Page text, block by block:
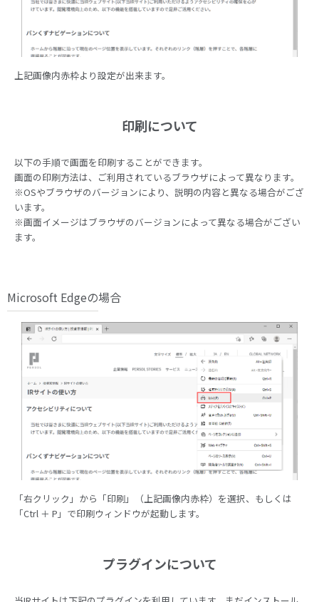
上記画像内赤枠より設定が出来ます。
印刷について
以下の手順で画面を印刷することができます。
画面の印刷方法は、ご利用されているブラウザによって異なります。
※OSやブラウザのバージョンにより、説明の内容と異なる場合がござ
います。
※画面イメージはブラウザのバージョンによって異なる場合がござい
ます。
Microsoft Edgeの場合
「右クリック」から「印刷」（上記画像内赤枠）を選択、もしくは
「Ctrl ＋ P」で印刷ウィンドウが起動します。
プラグインについて